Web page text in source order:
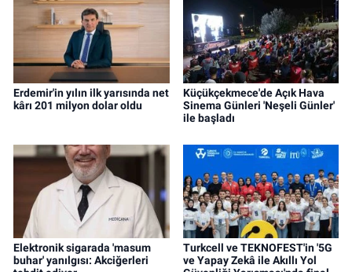
Erdemir'in yılın ilk yarısında net
kârı 201 milyon dolar oldu
Küçükçekmece'de Açık Hava
Sinema Günleri 'Neşeli Günler'
ile başladı
Elektronik sigarada 'masum
buhar' yanılgısı: Akciğerleri
Turkcell ve TEKNOFEST'in '5G
ve Yapay Zekâ ile Akıllı Yol